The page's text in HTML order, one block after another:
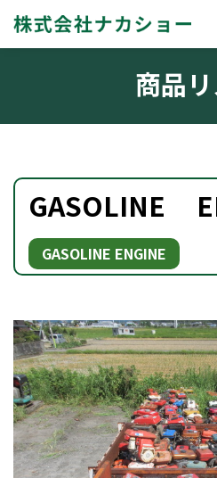
商品
GASOLINE
GASOLINE ENGINE